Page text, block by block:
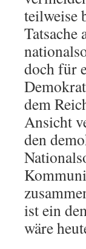
teilweise
Tatsache
doch für
dem
Ansicht
den
ist ein
wäre